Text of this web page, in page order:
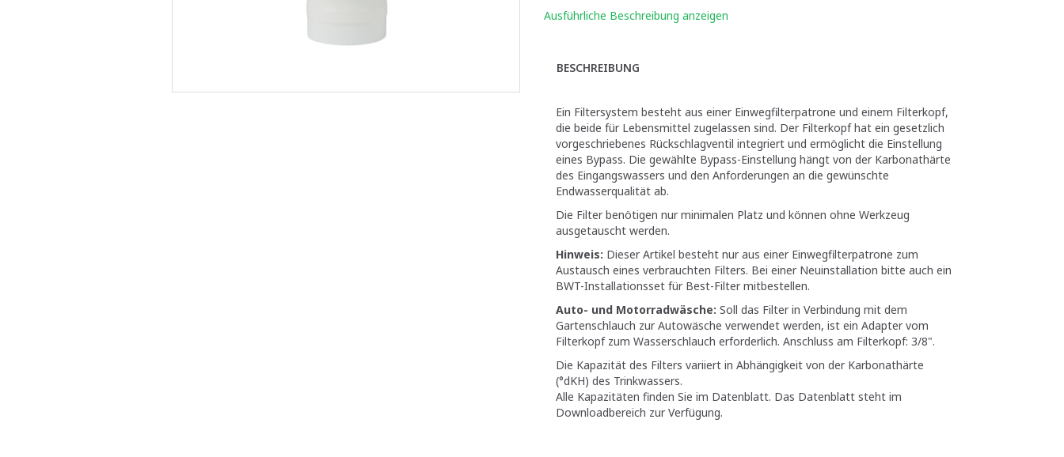
Ausführliche Beschreibung anzeigen
BESCHREIBUNG
Ein Filtersystem besteht aus einer Einwegfilterpatrone und einem Filterkopf,
die beide für Lebensmittel zugelassen sind. Der Filterkopf hat ein gesetzlich
vorgeschriebenes Rückschlagventil integriert und ermöglicht die Einstellung
eines Bypass. Die gewählte Bypass-Einstellung hängt von der Karbonathärte
des Eingangswassers und den Anforderungen an die gewünschte
Endwasserqualität ab.
Die Filter benötigen nur minimalen Platz und können ohne Werkzeug
ausgetauscht werden.
Hinweis: Dieser Artikel besteht nur aus einer Einwegfilterpatrone zum
Austausch eines verbrauchten Filters. Bei einer Neuinstallation bitte auch ein
BWT-Installationsset für Best-Filter mitbestellen.
Auto- und Motorradwäsche: Soll das Filter in Verbindung mit dem
Gartenschlauch zur Autowäsche verwendet werden, ist ein Adapter vom
Filterkopf zum Wasserschlauch erforderlich. Anschluss am Filterkopf: 3/8".
Die Kapazität des Filters variiert in Abhängigkeit von der Karbonathärte
(°dKH) des Trinkwassers.
Alle Kapazitäten finden Sie im Datenblatt. Das Datenblatt steht im
Downloadbereich zur Verfügung.